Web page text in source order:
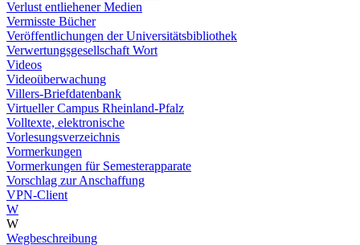
Verlust entliehener Medien
Vermisste Bücher
Veröffentlichungen der Universitätsbibliothek
Verwertungsgesellschaft Wort
Videos
Videoüberwachung
Villers-Briefdatenbank
Virtueller Campus Rheinland-Pfalz
Volltexte, elektronische
Vorlesungsverzeichnis
Vormerkungen
Vormerkungen für Semesterapparate
Vorschlag zur Anschaffung
VPN-Client
W
W
Wegbeschreibung